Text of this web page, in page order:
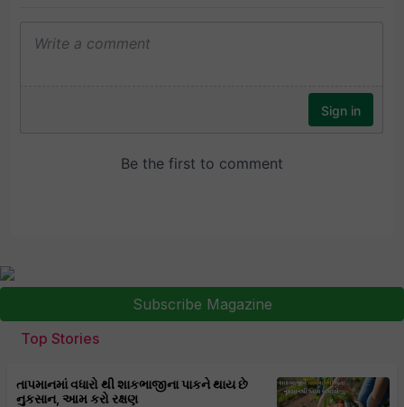
Subscribe Magazine
Top Stories
તાપમાનમાં વધારો થી શાકભાજીના પાકને થાય છે
નુકસાન, આમ કરો રક્ષણ